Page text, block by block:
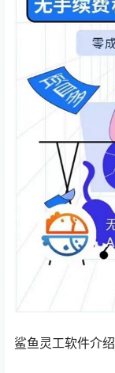
鲨鱼灵工软件介绍